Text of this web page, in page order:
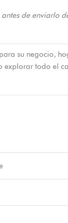
de enviarlo
su negocio,
explorar todo el